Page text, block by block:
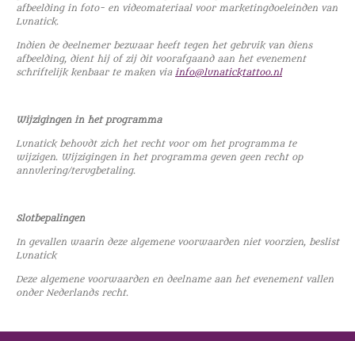
afbeelding in foto- en videomateriaal voor marketingdoeleinden van
Lunatick.
Indien de deelnemer bezwaar heeft tegen het gebruik van diens
afbeelding, dient hij of zij dit voorafgaand aan het evenement
schriftelijk kenbaar te maken via info@lunaticktattoo.nl
Wijzigingen in het programma
Lunatick behoudt zich het recht voor om het programma te
wijzigen. Wijzigingen in het programma geven geen recht op
annulering/terugbetaling.
Slotbepalingen
In gevallen waarin deze algemene voorwaarden niet voorzien, beslist
Lunatick
Deze algemene voorwaarden en deelname aan het evenement vallen
onder Nederlands recht.